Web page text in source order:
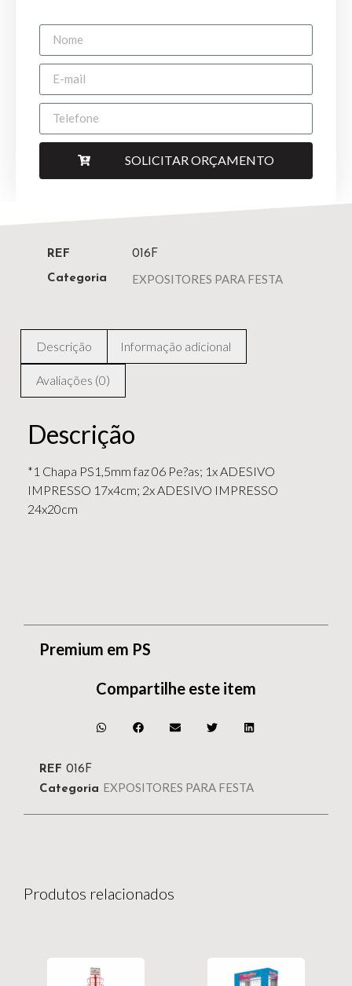
SOLICITAR ORÇAMENTO
REF 016F
Categoria EXPOSITORES PARA FESTA
Descrição Informação adicional
Avaliações (0)
Descrição
*1 Chapa PS1,5mm faz 06 Pe?as; 1x ADESIVO
IMPRESSO 17x4cm; 2x ADESIVO IMPRESSO
24x20cm
Premium em PS
Compartilhe este item
REF 016F
Categoria EXPOSITORES PARA FESTA
Produtos relacionados